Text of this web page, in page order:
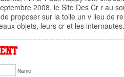
2008, le Site Des Cr r au
proposer sur la toile un v lieu de
objets, leurs cr et les internautes.
Name